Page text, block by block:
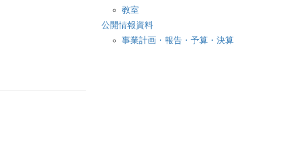
教室
公開情報資料
事業計画・報告・予算・決算